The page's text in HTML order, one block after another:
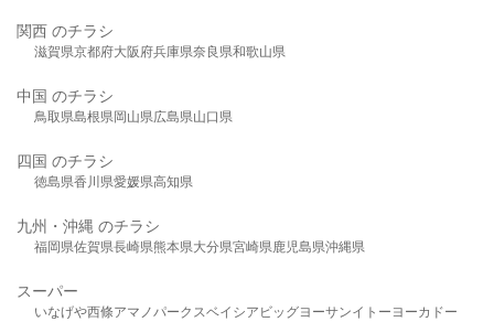
関西 のチラシ
滋賀県京都府大阪府兵庫県奈良県和歌山県
中国 のチラシ
鳥取県島根県岡山県広島県山口県
四国 のチラシ
徳島県香川県愛媛県高知県
九州・沖縄 のチラシ
福岡県佐賀県長崎県熊本県大分県宮崎県鹿児島県沖縄県
スーパー
いなげや西條アマノパークスベイシア ビッグヨーサンイトーヨーカドー